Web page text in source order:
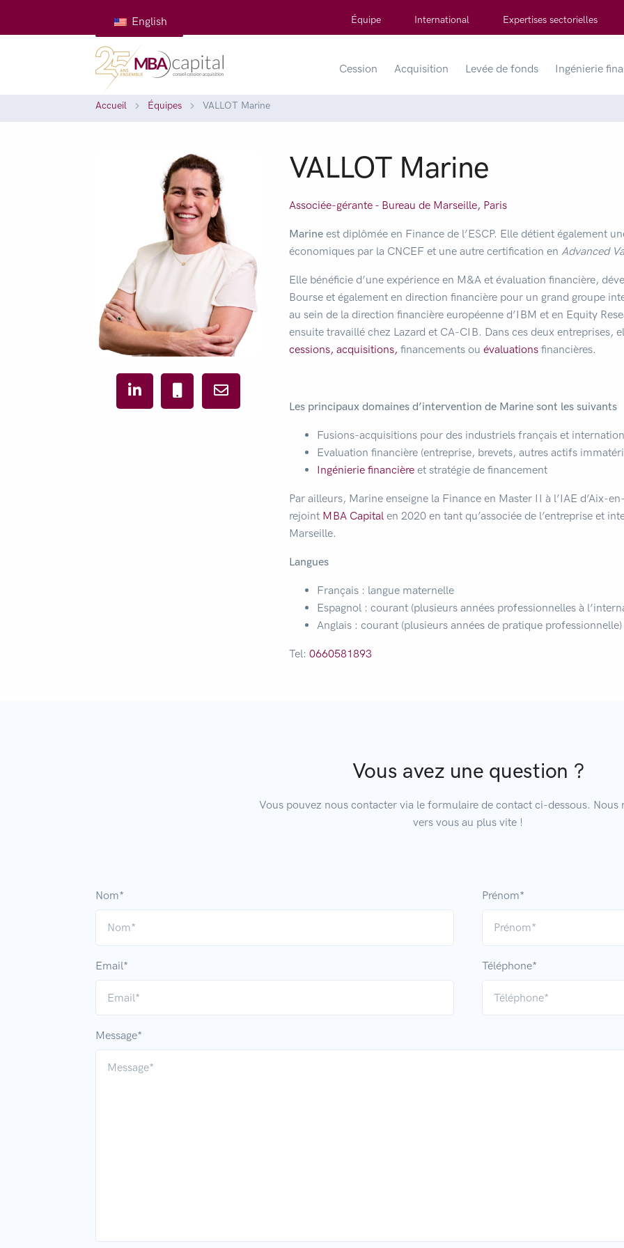
English Équipe International Expertises sectorielles
Cession Acquisition Levée de fonds Ingénierie
Accueil Équipes VALLOT Marine
VALLOT Marine
Associée-gérante - Bureau de Marseille, Paris
Marineest diplômée en Finance de l’ESCP. Elle détient également
économiques par la CNCEF et une autre certification en Advanced
Elle bénéficie d’une expérience en M&A et évaluation financière,
Bourse et également en direction financière pour un grand groupe
au sein de la direction financière européenne d’IBM et en Equity
ensuite travaillé chez Lazard et CA-CIB. Dans ces deux entreprises,
cessions, acquisitions, financements ou évaluationsfinancières.
Les principaux domaines d’intervention de Marine sont les suivants
Fusions-acquisitions pour des industriels français et
Evaluation financière (entreprise, brevets, autres actifs
Ingénierie financièreet stratégie de financement
Par ailleurs, Marine enseigne la Finance en Master II à l’IAE d’Aix-
rejoint MBA Capitalen 2020 en tant qu’associée de l’entreprise et
Marseille.
Langues
Français : langue maternelle
Espagnol : courant (plusieurs années professionnelles à
Anglais : courant (plusieurs années de pratique professionnelle)
Tel: 0660581893
Vous avez une question ?
Vous pouvez nous contacter via le formulaire de contact ci-dessous. Nous
vers vous au plus vite !
Nom* Prénom*
Email* Téléphone*
Message*